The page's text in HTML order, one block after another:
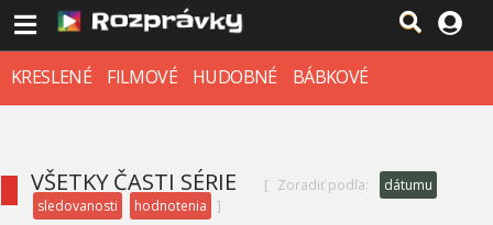
KRESLENÉ FILMOVÉ HUDOBNÉ BÁBKOVÉ
VŠETKY ČASTI SÉRIE [ Zoradiť podľa:
dátumu
sledovanosti
hodnotenia ]